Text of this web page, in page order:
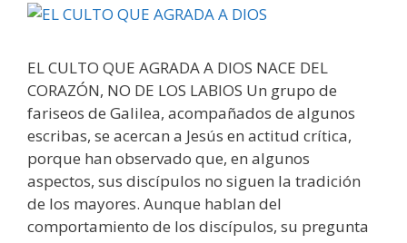
EL CULTO QUE AGRADA A DIOS NACE DEL
CORAZÓN, NO DE LOS LABIOS Un grupo de
fariseos de Galilea, acompañados de algunos
escribas, se acercan a Jesús en actitud crítica,
porque han observado que, en algunos
aspectos, sus discípulos no siguen la tradición
de los mayores. Aunque hablan del
comportamiento de los discípulos, su pregunta